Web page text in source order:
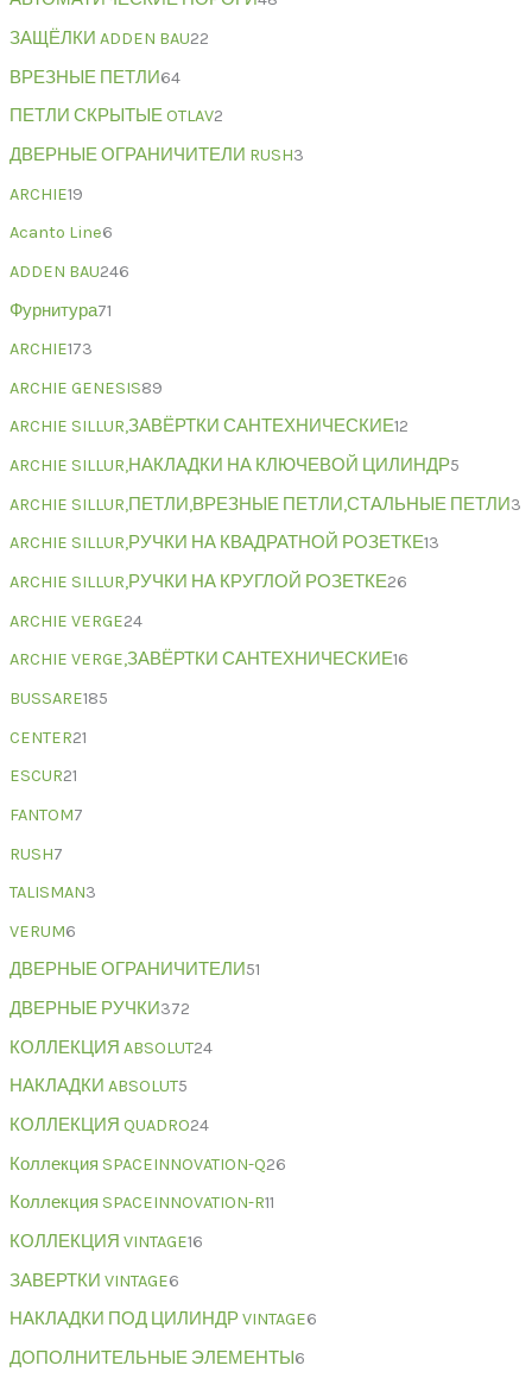
ЗАЩЁЛКИ ADDEN BAU22
ВРЕЗНЫЕ ПЕТЛИ64
ПЕТЛИ СКРЫТЫЕ OTLAV2
ДВЕРНЫЕ ОГРАНИЧИТЕЛИ RUSH3
ARCHIE19
Acanto Line6
ADDEN BAU246
Фурнитура71
ARCHIE173
ARCHIE GENESIS89
ARCHIE SILLUR,ЗАВЁРТКИ САНТЕХНИЧЕСКИЕ12
ARCHIE SILLUR,НАКЛАДКИ НА КЛЮЧЕВОЙ ЦИЛИНДР5
ARCHIE SILLUR,ПЕТЛИ,ВРЕЗНЫЕ ПЕТЛИ,СТАЛЬНЫЕ ПЕТЛИ3
ARCHIE SILLUR,РУЧКИ НА КВАДРАТНОЙ РОЗЕТКЕ13
ARCHIE SILLUR,РУЧКИ НА КРУГЛОЙ РОЗЕТКЕ26
ARCHIE VERGE24
ARCHIE VERGE,ЗАВЁРТКИ САНТЕХНИЧЕСКИЕ16
BUSSARE185
CENTER21
ESCUR21
FANTOM7
RUSH7
TALISMAN3
VERUM6
ДВЕРНЫЕ ОГРАНИЧИТЕЛИ51
ДВЕРНЫЕ РУЧКИ372
КОЛЛЕКЦИЯ ABSOLUT24
НАКЛАДКИ ABSOLUT5
КОЛЛЕКЦИЯ QUADRO24
Коллекция SPACEINNOVATION-Q26
Коллекция SPACEINNOVATION-R11
КОЛЛЕКЦИЯ VINTAGE16
ЗАВЕРТКИ VINTAGE6
НАКЛАДКИ ПОД ЦИЛИНДР VINTAGE6
ДОПОЛНИТЕЛЬНЫЕ ЭЛЕМЕНТЫ 6